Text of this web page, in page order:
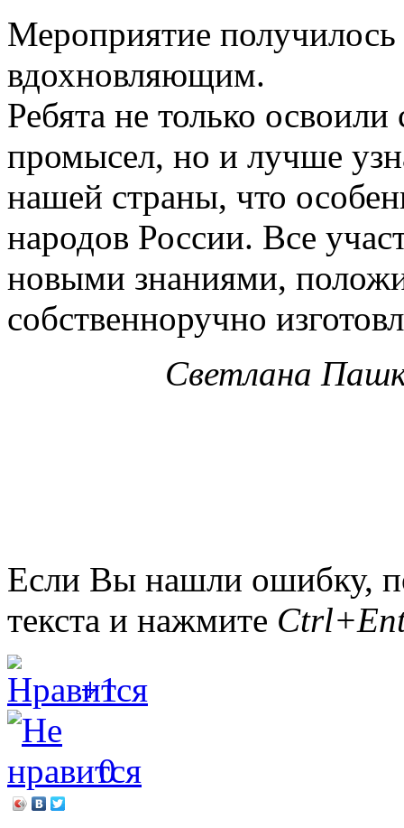
Мероприятие
вдохновляющим.
Ребята не только
промысел, но и лучше
нашей страны, что
народов России. Все
новыми знаниями,
собственноручно
Светлана
Если Вы нашли ошибку,
текста и нажмите
+1
0